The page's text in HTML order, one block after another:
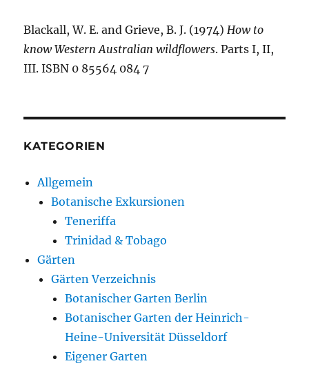
Blackall, W. E. and Grieve, B. J. (1974)How to
know Western Australian wildflowers. Parts I, II,
III. ISBN 0 85564 084 7
KATEGORIEN
Allgemein
Botanische Exkursionen
Teneriffa
Trinidad & Tobago
Gärten
Gärten Verzeichnis
Botanischer Garten Berlin
Botanischer Garten der Heinrich-
Heine-Universität Düsseldorf
Eigener Garten